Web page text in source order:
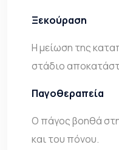
Ξεκούραση
Η μείωση της
στάδιο
Παγοθεραπεία
Ο πάγος βοηθά
και του πόνου.